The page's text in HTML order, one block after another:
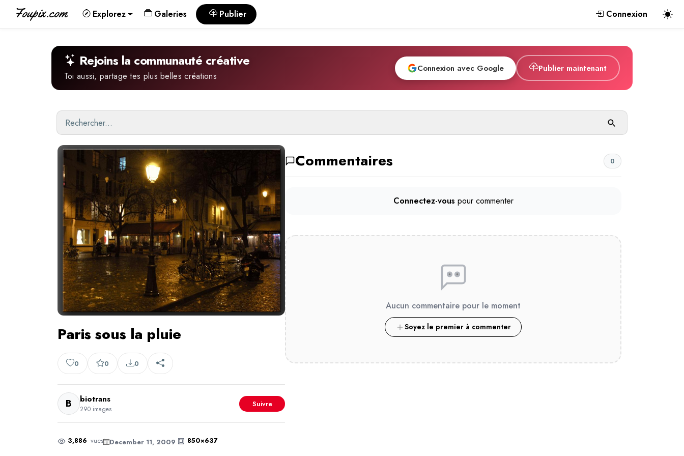
Foupix.com Explorez Galeries Publier Connexion
Rejoins la communauté créative
Toi aussi, partage tes plus belles créations
Connexion avec Google Publier maintenant
Paris sous la pluie
0 0 0
B biotrans
290 images
Suivre
3,886 vues December 11, 2009 850×637
Commentaires 0
Connectez-vous pour commenter
Aucun commentaire pour le moment
Soyez le premier à commenter